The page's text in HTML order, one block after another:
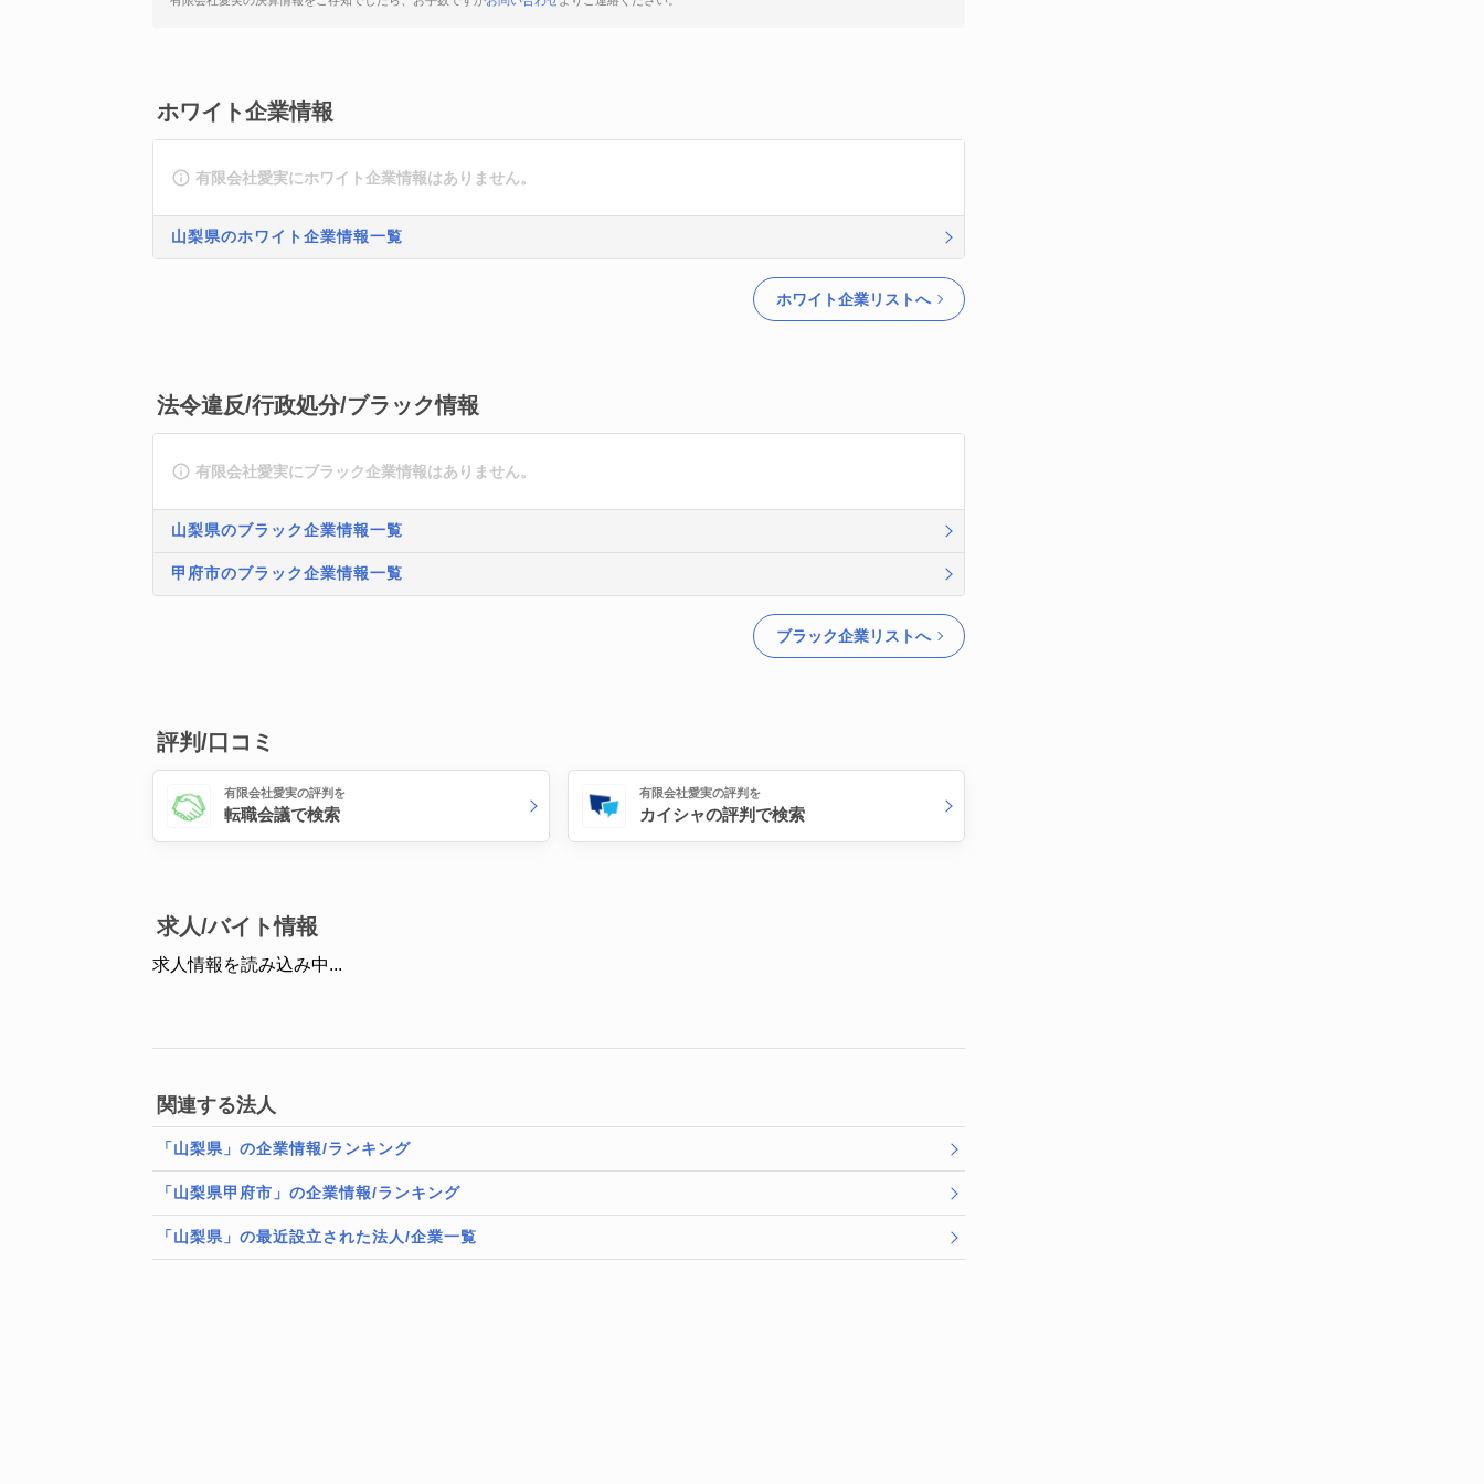
ホワイト企業情報
有限会社愛実にホワイト企業情報はありません。
山梨県のホワイト企業情報一覧
ホワイト企業リストへ
法令違反/行政処分/ブラック情報
有限会社愛実にブラック企業情報はありません。
山梨県のブラック企業情報一覧
甲府市のブラック企業情報一覧
ブラック企業リストへ
評判/口コミ
有限会社愛実の評判を
転職会議で検索
有限会社愛実の評判を
カイシャの評判で検索
求人/バイト情報
求人情報を読み込み中...
関連する法人
「山梨県」の企業情報/ランキング
「山梨県甲府市」の企業情報/ランキング
「山梨県」の最近設立された法人/企業一覧